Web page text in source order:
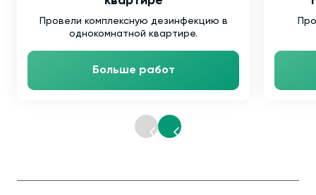
Провели комплексную дезинфекцию в
однокомнатной квартире.
Больше работ